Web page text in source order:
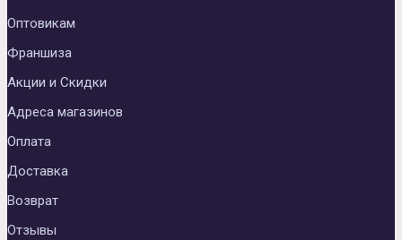
Оптовикам
Франшиза
Акции и Скидки
Адреса магазинов
Оплата
Доставка
Возврат
Отзывы